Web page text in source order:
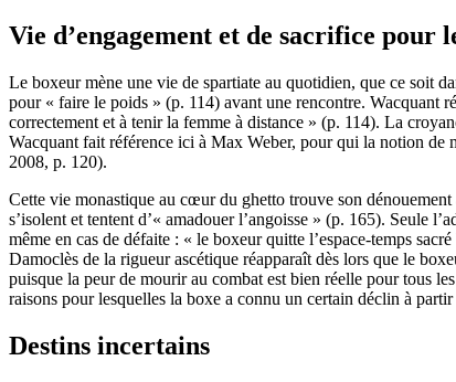
Vie d’engagement et de sacrifice pour
Le boxeur mène une vie de spartiate au quotidien, que ce soit
pour « faire le poids » (p. 114) avant une rencontre. Wacquant
correctement et à tenir la femme à distance » (p. 114). La
Wacquant fait référence ici à Max Weber, pour qui la notion de
2008, p. 120).
Cette vie monastique au cœur du ghetto trouve son
s’isolent et tentent d’« amadouer l’angoisse » (p. 165). Seule
même en cas de défaite : « le boxeur quitte l’espace-temps
Damoclès de la rigueur ascétique réapparaît dès lors que le
puisque la peur de mourir au combat est bien réelle pour tous
raisons pour lesquelles la boxe a connu un certain déclin à
Destins incertains